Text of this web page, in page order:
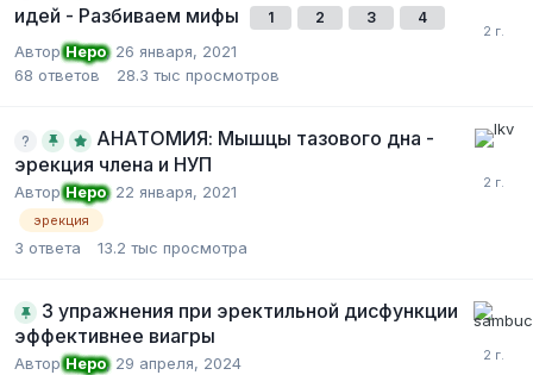
идей - Разбиваем мифы
1 2 3 4
АвторНеро, 26 января, 2021
68 ответов 28.3 тыс просмотров
АНАТОМИЯ: Мышцы тазового дна -
эрекция члена и НУП
АвторНеро, 22 января, 2021
эрекция
3 ответа 13.2 тыс просмотра
3 упражнения при эректильной дисфункции
эффективнее виагры
АвторНеро, 29 апреля, 2024